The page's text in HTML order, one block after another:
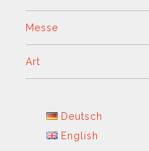
Messe
Art
Deutsch
English